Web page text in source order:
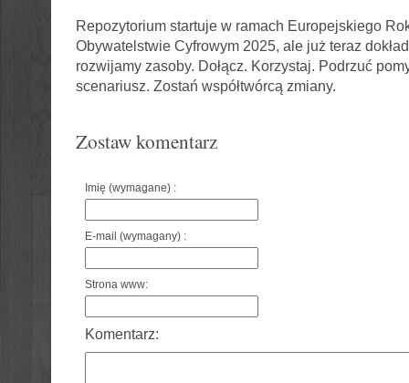
Repozytorium startuje w ramach Europejskiego
Obywatelstwie Cyfrowym 2025, ale już teraz
rozwijamy zasoby. Dołącz. Korzystaj. Podrzuć
scenariusz. Zostań współtwórcą zmiany.
Zostaw komentarz
Imię (wymagane) :
E-mail (wymagany) :
Strona www:
Komentarz: